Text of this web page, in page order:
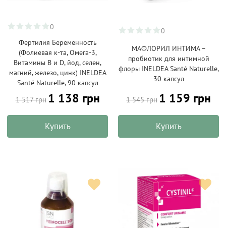
0
Фертилия Беременность
(Фолиевая к-та, Омега-3,
Витамины B и D, йод, селен,
магний, железо, цинк) INELDEA
Santé Naturelle, 90 капсул
1 517 грн 1 138 грн
Купить
0
МАФЛОРИЛ ИНТИМА –
пробиотик для интимной
флоры INELDEA Santé Naturelle,
30 капсул
1 545 грн 1 159 грн
Купить